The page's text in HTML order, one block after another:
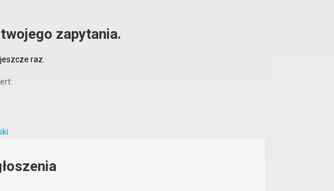
zapytania.
raz.